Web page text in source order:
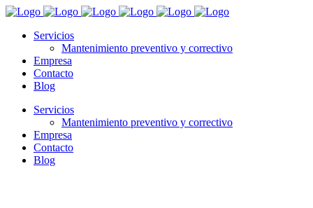
Servicios
Mantenimiento preventivo y correctivo
Empresa
Contacto
Blog
Servicios
Mantenimiento preventivo y correctivo
Empresa
Contacto
Blog